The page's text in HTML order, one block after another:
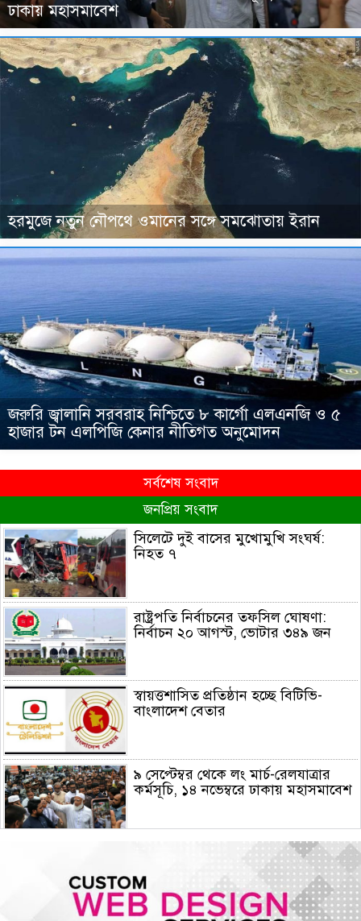
ঢাকায় মহাসমাবেশ
হরমুজে নতুন নৌপথে ওমানের সঙ্গে সমঝোতায় ইরান
জরুরি জ্বালানি সরবরাহ নিশ্চিতে ৮ কার্গো এলএনজি ও ৫
হাজার টন এলপিজি কেনার নীতিগত অনুমোদন
সর্বশেষ সংবাদ
জনপ্রিয় সংবাদ
সিলেটে দুই বাসের মুখোমুখি সংঘর্ষ:
নিহত ৭
রাষ্ট্রপতি নির্বাচনের তফসিল ঘোষণা:
নির্বাচন ২০ আগস্ট, ভোটার ৩৪৯ জন
স্বায়ত্তশাসিত প্রতিষ্ঠান হচ্ছে বিটিভি-
বাংলাদেশ বেতার
৯ সেপ্টেম্বর থেকে লং মার্চ-রেলযাত্রার
কর্মসূচি, ১৪ নভেম্বরে ঢাকায় মহাসমাবেশ
হরমুজে নতুন নৌপথে ওমানের সঙ্গে